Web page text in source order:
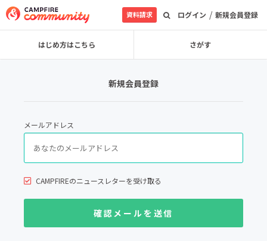
ログイン / 新規会員登録
資料請求
はじめ方はこちら さがす
新規会員登録
メールアドレス
CAMPFIREのニュースレターを受け取る